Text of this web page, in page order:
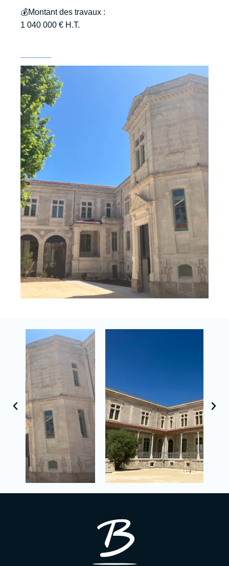
💰Montant des travaux :
1 040 000 € H.T.